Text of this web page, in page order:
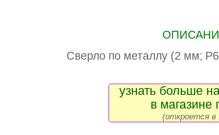
Сверло по металлу (2 мм;
узнать больше
в магазине
(откроется в